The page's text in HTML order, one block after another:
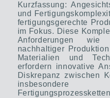
Kurzfassung:
und
fertigungsgerechte
im Fokus. Diese
Anforderungen wie
nachhaltiger
Materialien und
erfordern innovative
Diskrepanz zwischen